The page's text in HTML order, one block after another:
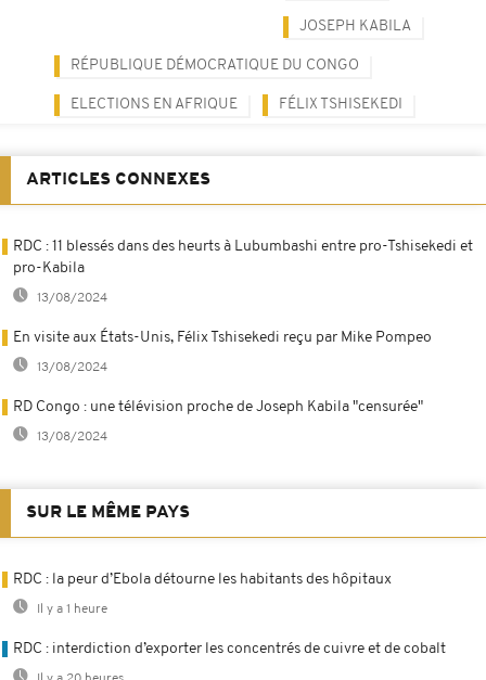
JOSEPH KABILA
RÉPUBLIQUE DÉMOCRATIQUE DU CONGO
ELECTIONS EN AFRIQUE FÉLIX TSHISEKEDI
ARTICLES CONNEXES
RDC : 11 blessés dans des heurts à Lubumbashi entre pro-Tshisekedi et
pro-Kabila
13/08/2024
En visite aux États-Unis, Félix Tshisekedi reçu par Mike Pompeo
13/08/2024
RD Congo : une télévision proche de Joseph Kabila "censurée"
13/08/2024
SUR LE MÊME PAYS
RDC : la peur d’Ebola détourne les habitants des hôpitaux
Il y a 1 heure
RDC : interdiction d’exporter les concentrés de cuivre et de cobalt